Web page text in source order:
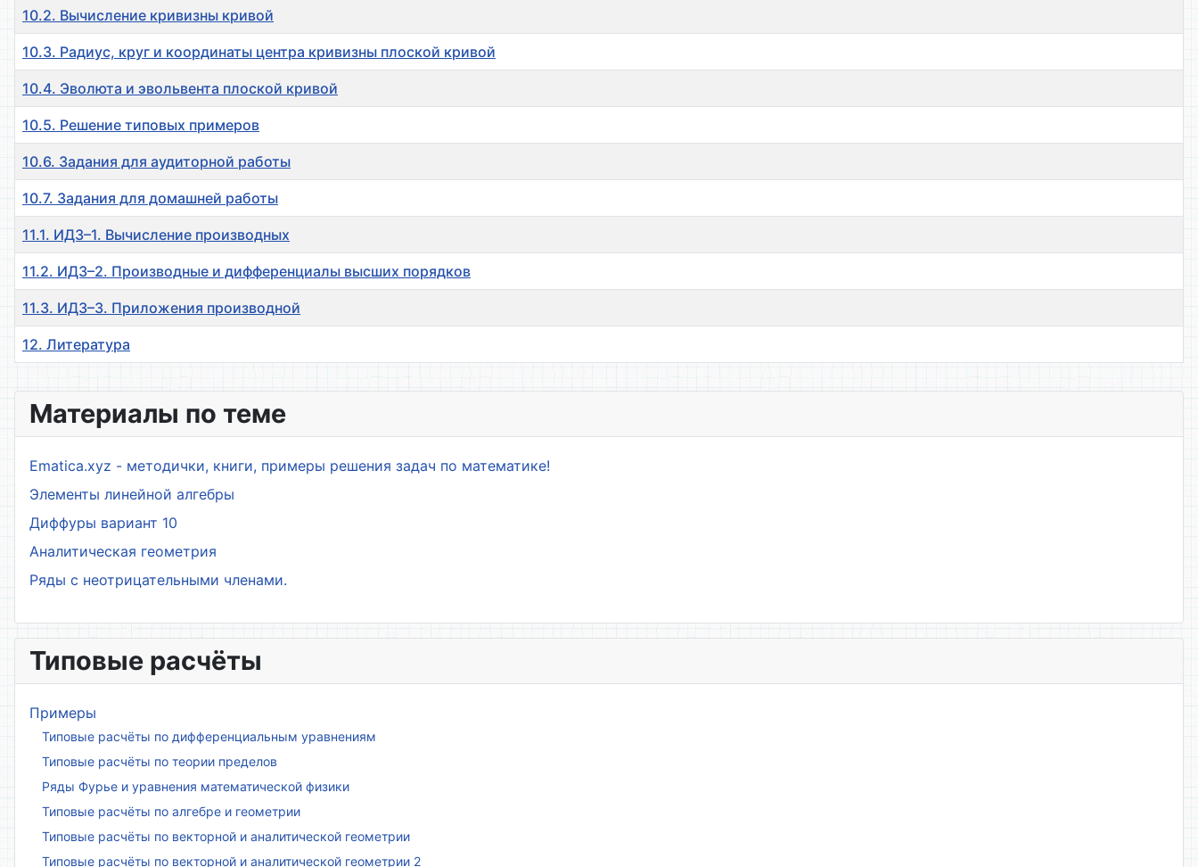
10.2. Вычисление кривизны кривой
10.3. Радиус, круг и координаты центра кривизны плоской кривой
10.4. Эволюта и эвольвента плоской кривой
10.5. Решение типовых примеров
10.6. Задания для аудиторной работы
10.7. Задания для домашней работы
11.1. ИДЗ–1. Вычисление производных
11.2. ИДЗ–2. Производные и дифференциалы высших порядков
11.3. ИДЗ–3. Приложения производной
12. Литература
Материалы по теме
Ematica.xyz - методички, книги, примеры решения задач по математике!
Элементы линейной алгебры
Диффуры вариант 10
Аналитическая геометрия
Ряды с неотрицательными членами.
Типовые расчёты
Примеры
Типовые расчёты по дифференциальным уравнениям
Типовые расчёты по теории пределов
Ряды Фурье и уравнения математической физики
Типовые расчёты по алгебре и геометрии
Типовые расчёты по векторной и аналитической геометрии
Типовые расчёты по векторной и аналитической геометрии 2